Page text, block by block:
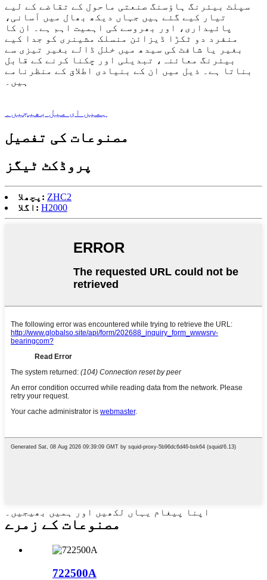
سپلٹ بیئرنگ ہاؤسنگ صنعتی ماحول کے تقاضے کے لیے
تیار کیے گئے ہیں جہاں دیکھ بھال میں آسانی،
پائیداری، اور بھروسے کی اہمیت اہم ہے۔ ان کا
منفرد دو ٹکڑا ڈیزائن منسلک مشینری کو جدا کیے
بغیر یا شافٹ کی سیدھ میں خلل ڈالے بغیر تیزی سے
بیئرنگ معائنہ، تبدیلی اور چکنا کرنے کے قابل
بناتا ہے۔ ذیل میں ان کے بنیادی اطلاق کے منظرنامے
ہیں۔
ہمیں ای میل بھیجیں۔
مصنوعات کی تفصیل
پروڈکٹ ٹیگز
پچھلا: ZHC2
اگلا: H2000
اپنا پیغام یہاں لکھیں اور ہمیں بھیجیں۔
مصنوعات کے زمرے
722500A